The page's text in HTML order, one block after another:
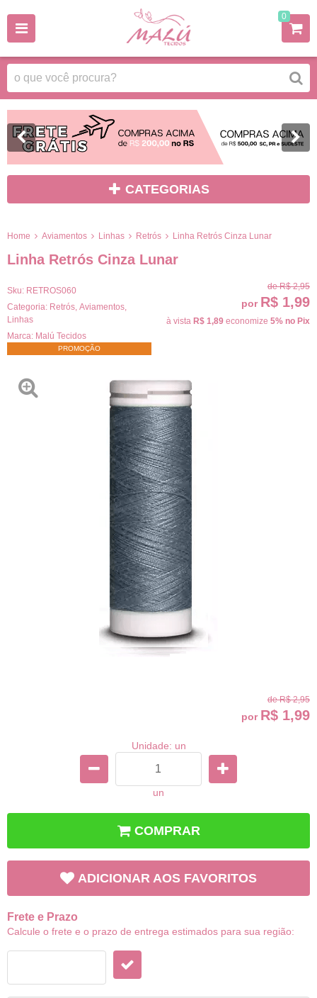
0
CATEGORIAS
Home Aviamentos Linhas Retrós Linha Retrós Cinza Lunar
Linha Retrós Cinza Lunar
Sku: RETROS060
Categoria: Retrós Aviamentos
Linhas
Marca: Malú Tecidos
PROMOÇÃO
de R$ 2,95
por R$ 1,99
à vista R$ 1,89 economize 5% no Pix
de R$ 2,95
por R$ 1,99
Unidade: un
un
COMPRAR
ADICIONAR AOS FAVORITOS
Frete e Prazo
Calcule o frete e o prazo de entrega estimados para sua região: